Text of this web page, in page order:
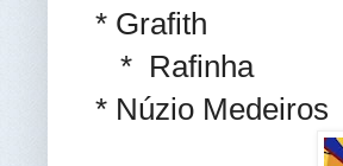
* Grafith
* Rafinha
* Núzio Medeiros